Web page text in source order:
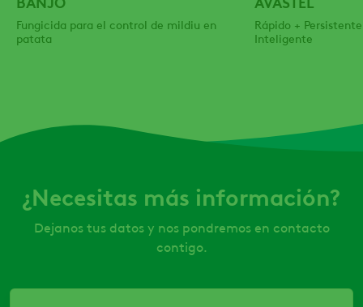
Fungicida para el control de mildiu en
patata
Rápido +
Inteligente
¿Necesitas más información?
Dejanos tus datos y nos pondremos en contacto
contigo.